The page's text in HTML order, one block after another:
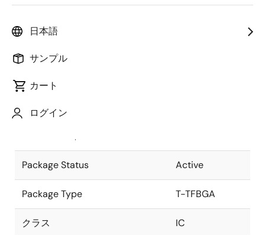
日本語
サンプル
カート
ログイン
Name used to describe Renesas
A
Package code maintained as part of
JEITA Standard
The JEITA standard to which the
Package Status Active
Package Type T-TFBGA
クラス IC